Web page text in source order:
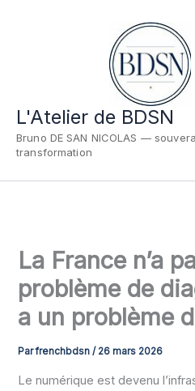
L'Atelier de BDSN
Bruno DE SAN NICOLAS —
transformation
La France n’a
problème de
a un problème
Parfrenchbdsn/ 26 mars 2026
Le numérique est devenu